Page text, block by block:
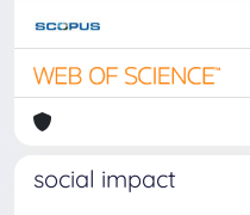
social impact